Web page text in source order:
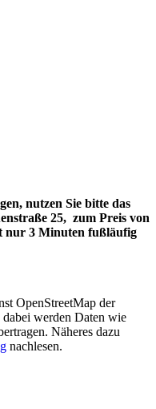
nutzen Sie bitte das
25, zum Preis von
nur 3 Minuten fußläufig
OpenStreetMap der
werden Daten wie
Näheres dazu
nachlesen.